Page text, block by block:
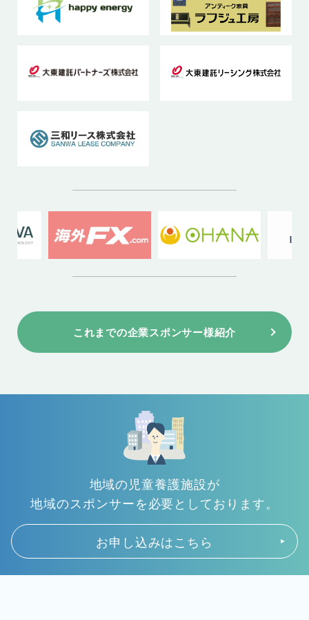
これまでの企業スポンサー様紹介
地域の児童養護施設が
地域のスポンサーを必要としております。
お申し込みはこちら